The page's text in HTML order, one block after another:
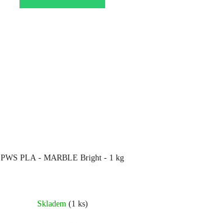
PWS PLA - MARBLE Bright - 1 kg
Skladem (1 ks)